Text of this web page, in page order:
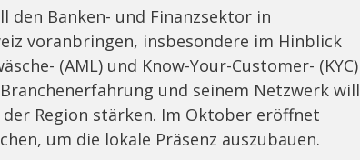
den Banken- und Finanzsektor in
voranbringen, insbesondere im Hinblick
(AML) und Know-Your-Customer- (KYC)
und seinem Netzwerk will
Region stärken. Im Oktober eröffnet
um die lokale Präsenz auszubauen.